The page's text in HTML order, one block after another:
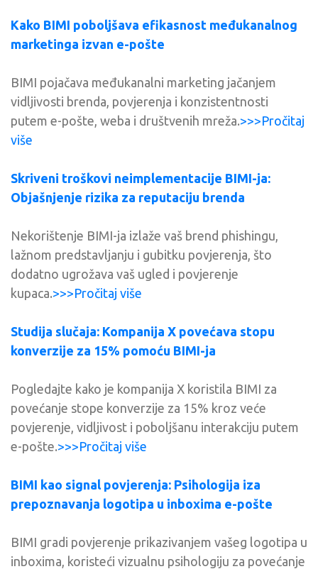
Kako BIMI poboljšava efikasnost međukanalnog
marketinga izvan e-pošte
BIMI pojačava međukanalni marketing jačanjem
vidljivosti brenda, povjerenja i konzistentnosti
putem e-pošte, weba i društvenih mreža.>>>Pročitaj
više
Skriveni troškovi neimplementacije BIMI-ja:
Objašnjenje rizika za reputaciju brenda
Nekorištenje BIMI-ja izlaže vaš brend phishingu,
lažnom predstavljanju i gubitku povjerenja, što
dodatno ugrožava vaš ugled i povjerenje
kupaca.>>>Pročitaj više
Studija slučaja: Kompanija X povećava stopu
konverzije za 15% pomoću BIMI-ja
Pogledajte kako je kompanija X koristila BIMI za
povećanje stope konverzije za 15% kroz veće
povjerenje, vidljivost i poboljšanu interakciju putem
e-pošte.>>>Pročitaj više
BIMI kao signal povjerenja: Psihologija iza
prepoznavanja logotipa u inboxima e-pošte
BIMI gradi povjerenje prikazivanjem vašeg logotipa u
inboxima, koristeći vizualnu psihologiju za povećanje